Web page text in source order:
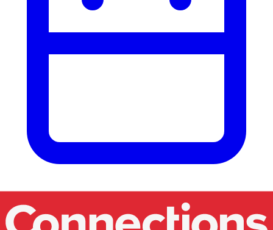
Nos événements